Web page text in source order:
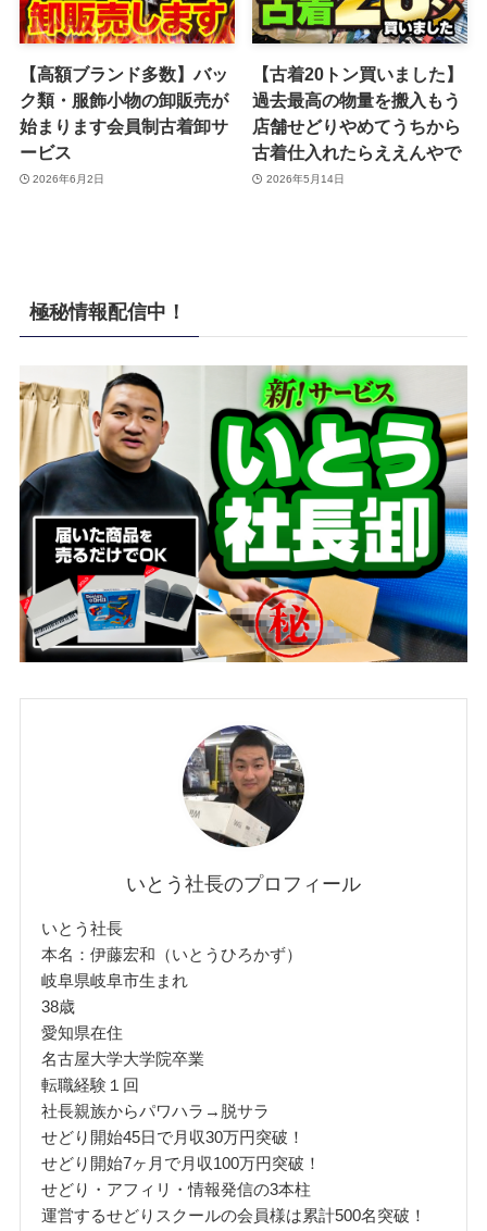
【高額ブランド多数】バッ
ク類・服飾小物の卸販売が
始まります会員制古着卸サ
ービス
2026年6月2日
【古着20トン買いました】
過去最高の物量を搬入もう
店舗せどりやめてうちから
古着仕入れたらええんやで
2026年5月14日
極秘情報配信中！
いとう社長のプロフィール
いとう社長
本名：伊藤宏和（いとうひろかず）
岐阜県岐阜市生まれ
38歳
愛知県在住
名古屋大学大学院卒業
転職経験１回
社長親族からパワハラ→脱サラ
せどり開始45日で月収30万円突破！
せどり開始7ヶ月で月収100万円突破！
せどり・アフィリ・情報発信の3本柱
運営するせどりスクールの会員様は累計500名突破！